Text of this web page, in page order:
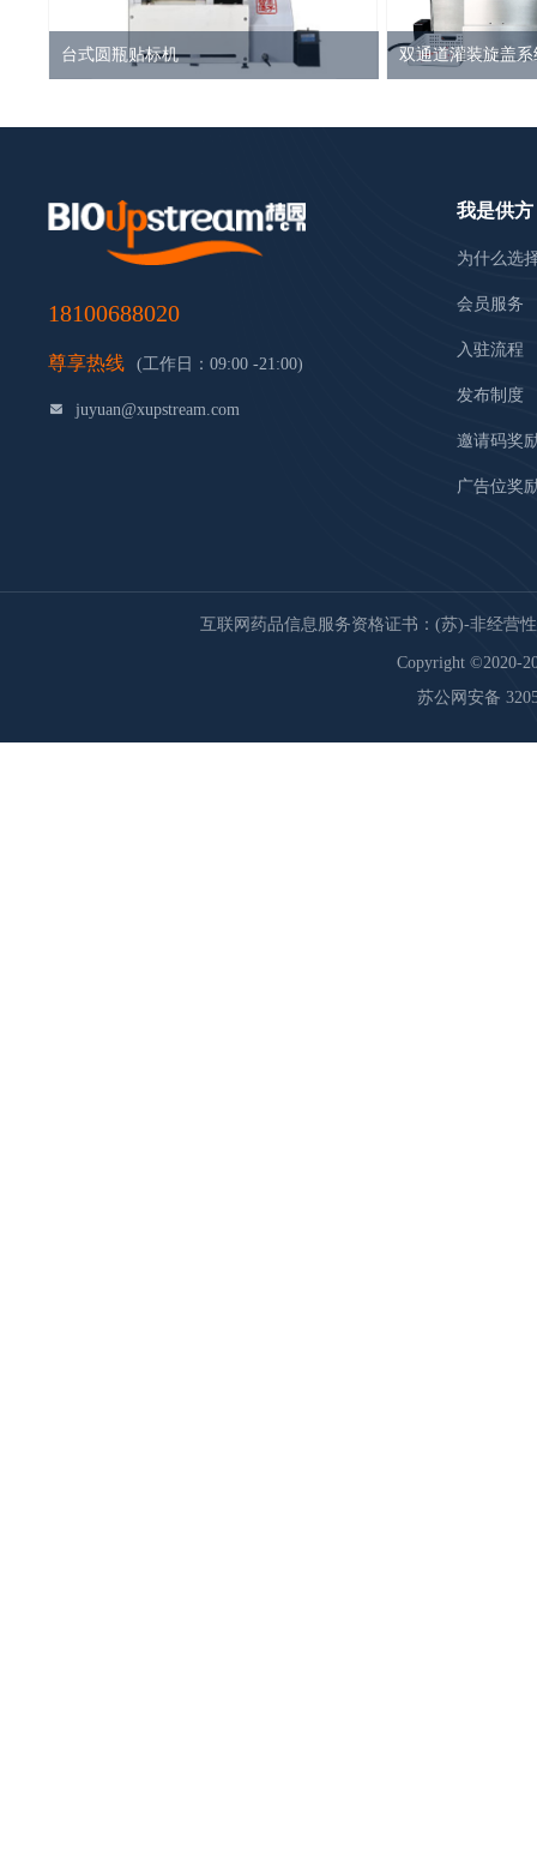
台式圆瓶贴标机 双通道灌装旋盖系
18100688020
尊享热线 (工作日：09:00 -21:00)
juyuan@xupstream.com
我是供方
为什么选
会员服务
入驻流程
发布制度
邀请码奖
广告位奖
互联网药品信息服务资格证书：(苏)-非经营性
Copyright ©2020-
苏公网安备